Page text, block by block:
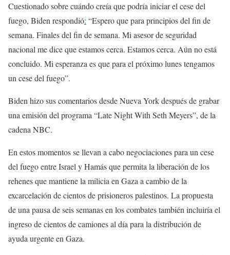
Cuestionado sobre cuándo creía que podría iniciar el cese del
fuego, Biden respondió: “Espero que para principios del fin de
semana. Finales del fin de semana. Mi asesor de seguridad
nacional me dice que estamos cerca. Estamos cerca. Aún no está
concluido. Mi esperanza es que para el próximo lunes tengamos
un cese del fuego”.
Biden hizo sus comentarios desde Nueva York después de grabar
una emisión del programa “Late Night With Seth Meyers”, de la
cadena NBC.
En estos momentos se llevan a cabo negociaciones para un cese
del fuego entre Israel y Hamás que permita la liberación de los
rehenes que mantiene la milicia en Gaza a cambio de la
excarcelación de cientos de prisioneros palestinos. La propuesta
de una pausa de seis semanas en los combates también incluiría el
ingreso de cientos de camiones al día para la distribución de
ayuda urgente en Gaza.